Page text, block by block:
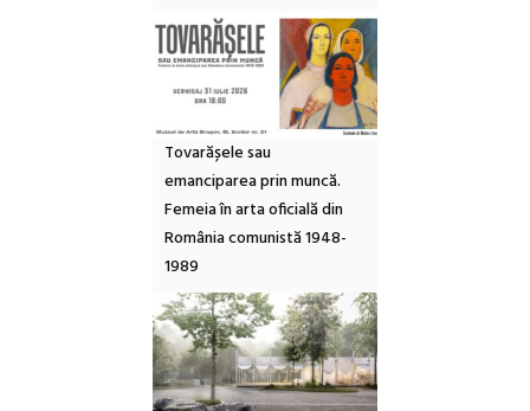
Tovarășele sau
emanciparea prin muncă.
Femeia în arta oficială din
România comunistă 1948-
1989